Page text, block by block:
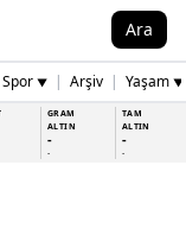
Ara
Spor ▼ | Arşiv | Yaşam ▼
GRAM
ALTIN
-
-
TAM
ALTIN
-
-